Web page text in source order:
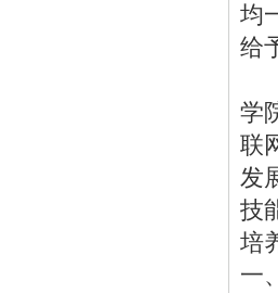
均
给
学
联
发
技
培
一